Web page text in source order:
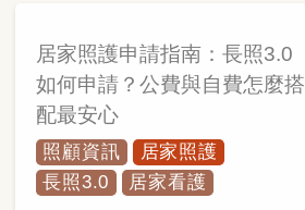
居家照護申請指南：長照3.0
如何申請？公費與自費怎麼搭
配最安心
照顧資訊
居家照護
長照3.0
居家看護